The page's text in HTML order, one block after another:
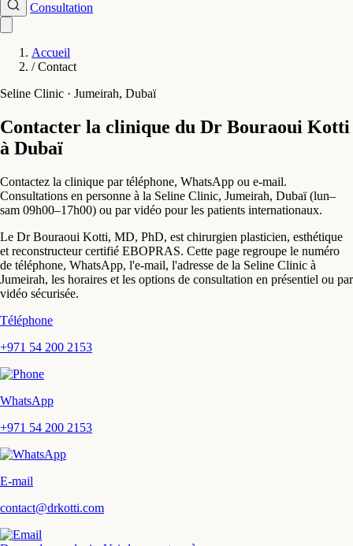
Consultation
Accueil
/ Contact
Seline Clinic · Jumeirah, Dubaï
Contacter la clinique du Dr Bouraoui Kotti
à Dubaï
Contactez la clinique par téléphone, WhatsApp ou e-mail.
Consultations en personne à la Seline Clinic, Jumeirah, Dubaï (lun–
sam 09h00–17h00) ou par vidéo pour les patients internationaux.
Le Dr Bouraoui Kotti, MD, PhD, est chirurgien plasticien, esthétique
et reconstructeur certifié EBOPRAS. Cette page regroupe le numéro
de téléphone, WhatsApp, l'e-mail, l'adresse de la Seline Clinic à
Jumeirah, les horaires et les options de consultation en présentiel ou par
vidéo sécurisée.
Téléphone
+971 54 200 2153
WhatsApp
+971 54 200 2153
E-mail
contact@drkotti.com